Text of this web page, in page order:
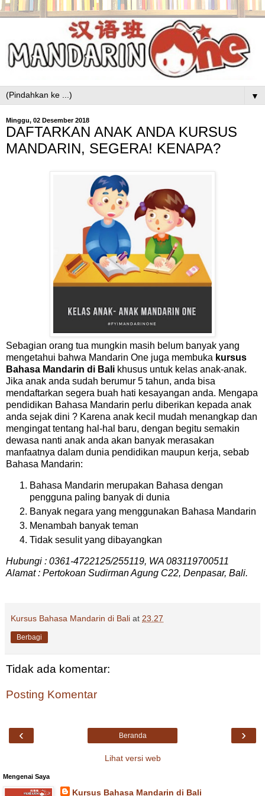
▼
Minggu, 02 Desember 2018
DAFTARKAN ANAK ANDA KURSUS
MANDARIN, SEGERA! KENAPA?
Sebagian orang tua mungkin masih belum banyak yang
mengetahui bahwa Mandarin One juga membuka kursus
Bahasa Mandarin di Bali khusus untuk kelas anak-anak.
Jika anak anda sudah berumur 5 tahun, anda bisa
mendaftarkan segera buah hati kesayangan anda. Mengapa
pendidikan Bahasa Mandarin perlu diberikan kepada anak
anda sejak dini ? Karena anak kecil mudah menangkap dan
mengingat tentang hal-hal baru, dengan begitu semakin
dewasa nanti anak anda akan banyak merasakan
manfaatnya dalam dunia pendidikan maupun kerja, sebab
Bahasa Mandarin:
Bahasa Mandarin merupakan Bahasa dengan
pengguna paling banyak di dunia
Banyak negara yang menggunakan Bahasa Mandarin
Menambah banyak teman
Tidak sesulit yang dibayangkan
Hubungi : 0361-4722125/255119, WA 083119700511
Alamat : Pertokoan Sudirman Agung C22, Denpasar, Bali.
Kursus Bahasa Mandarin di Bali at 23.27
Berbagi
Tidak ada komentar:
Posting Komentar
‹ ›
Beranda
Lihat versi web
Mengenai Saya
Kursus Bahasa Mandarin di Bali